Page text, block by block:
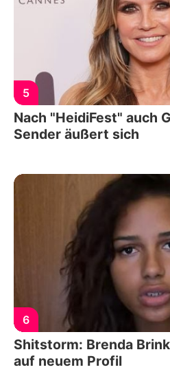
5
Nach "HeidiFest" auch
Sender äußert sich
6
Shitstorm: Brenda
auf neuem Profil